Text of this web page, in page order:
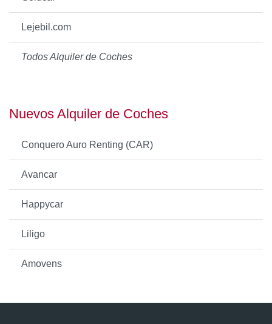
Lejebil.com
Todos Alquiler de Coches
Nuevos Alquiler de Coches
Conquero Auro Renting (CAR)
Avancar
Happycar
Liligo
Amovens